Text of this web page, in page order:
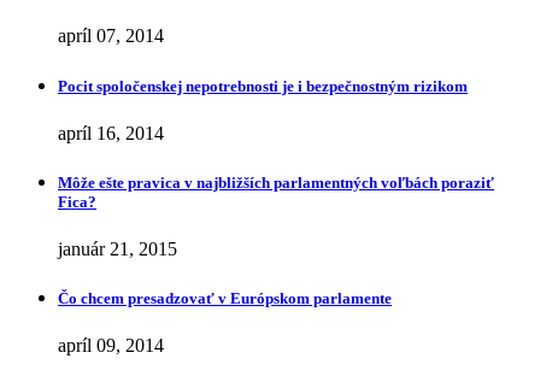
apríl 07, 2014
Pocit spoločenskej nepotrebnosti je i bezpečnostným rizikom
apríl 16, 2014
Môže ešte pravica v najbližších parlamentných voľbách poraziť
Fica?
január 21, 2015
Čo chcem presadzovať v Európskom parlamente
apríl 09, 2014